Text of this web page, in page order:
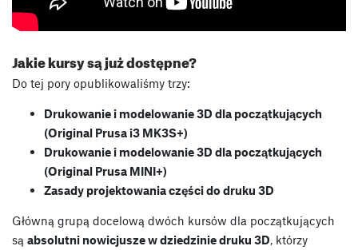
Jakie kursy są już dostępne?
Do tej pory opublikowaliśmy trzy:
Drukowanie i modelowanie 3D dla początkujących
(Original Prusa i3 MK3S+)
Drukowanie i modelowanie 3D dla początkujących
(Original Prusa MINI+)
Zasady projektowania części do druku 3D
Główną grupą docelową dwóch kursów dla początkujących
są absolutni nowicjusze w dziedzinie druku 3D, którzy